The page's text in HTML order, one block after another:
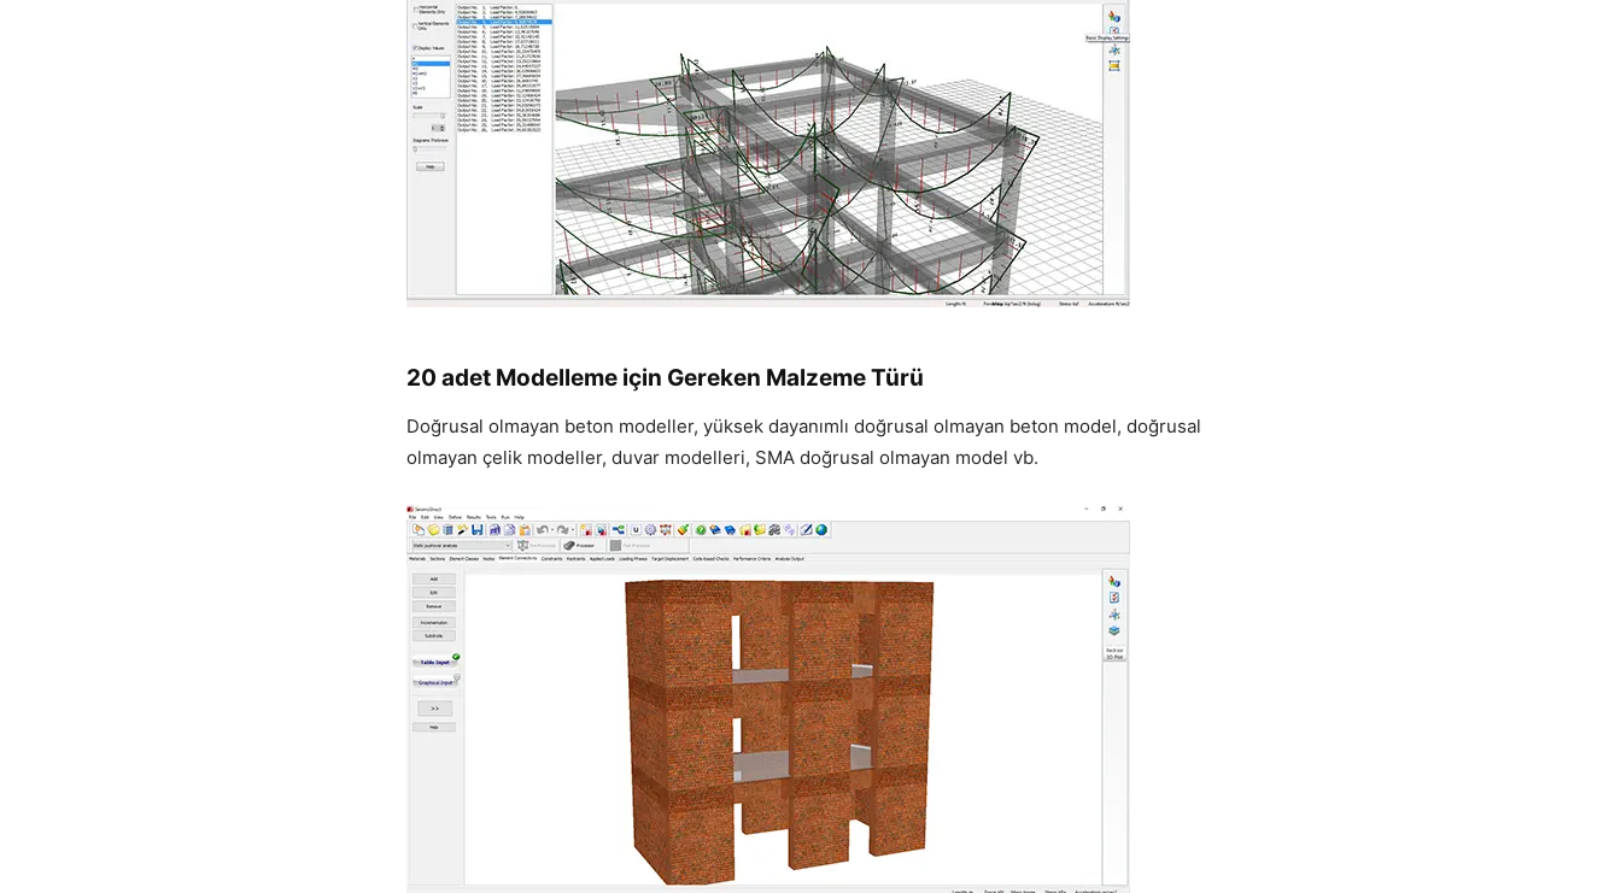
20 adet Modelleme için Gereken Malzeme Türü
Doğrusal olmayan beton modeller, yüksek dayanımlı doğrusal olmayan beton model, doğrusal
olmayan çelik modeller, duvar modelleri, SMA doğrusal olmayan model vb.